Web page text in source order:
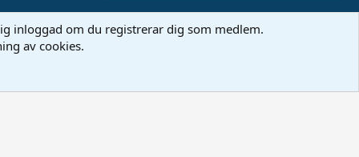
inloggad om du registrerar dig som medlem.
av cookies.